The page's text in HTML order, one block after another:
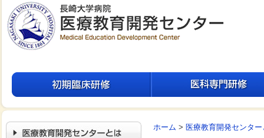
ホーム > 医療教育開発センター